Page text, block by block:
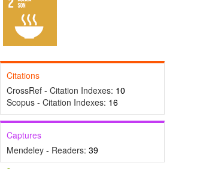
Citations
CrossRef - Citation Indexes: 10
Scopus - Citation Indexes: 16
Captures
Mendeley - Readers: 39